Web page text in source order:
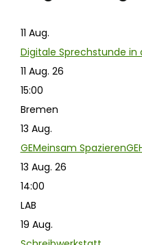
11 Aug.
Digitale Sprechstunde
11 Aug. 26
15:00
Bremen
13 Aug.
GEMeinsam
13 Aug. 26
14:00
LAB
19 Aug.